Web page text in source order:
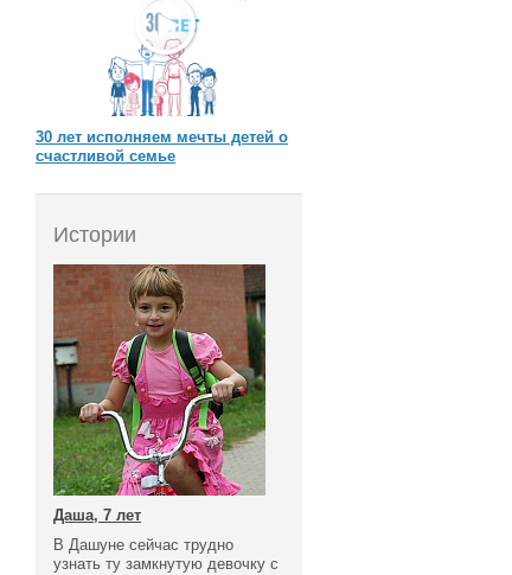
30 лет исполняем мечты детей о
счастливой семье
Истории
Даша, 7 лет
В Дашуне сейчас трудно
узнать ту замкнутую девочку с